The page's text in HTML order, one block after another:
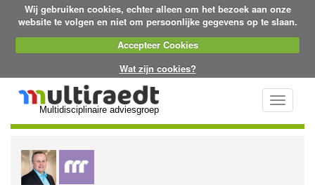
Wij gebruiken cookies, echter alleen om het bezoek aan onze
website te volgen en niet om persoonlijke gegevens op te slaan.
Accepteer Cookies
Wat zijn cookies?
Multidisciplinaire adviesgroep
Toggle